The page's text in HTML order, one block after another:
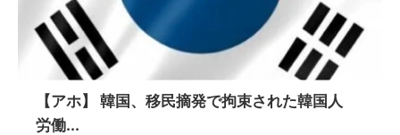
【アホ】 韓国、移民摘発で拘束された韓国人
労働...